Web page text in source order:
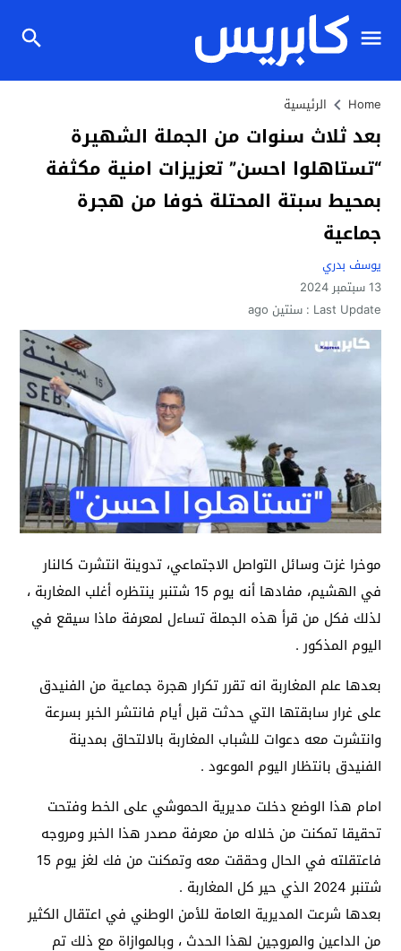
Home الرئيسية
بعد ثلاث سنوات من الجملة الشهيرة
“تستاهلوا احسن” تعزيزات امنية مكثفة
بمحيط سبتة المحتلة خوفا من هجرة
جماعية
يوسف بدري
13 سبتمبر 2024
Last Update : سنتين ago
موخرا غزت وسائل التواصل الاجتماعي، تدوينة انتشرت كالنار
في الهشيم، مفادها أنه يوم 15 شتنبر ينتظره أغلب المغاربة ،
لذلك فكل من قرأ هذه الجملة تساءل لمعرفة ماذا سيقع في
اليوم المذكور .
بعدها علم المغاربة انه تقرر تكرار هجرة جماعية من الفنيدق
على غرار سابقتها التي حدثت قبل أيام فانتشر الخبر بسرعة
وانتشرت معه دعوات للشباب المغاربة بالالتحاق بمدينة
الفنيدق بانتظار اليوم الموعود .
امام هذا الوضع دخلت مديرية الحموشي على الخط وفتحت
تحقيقا تمكنت من خلاله من معرفة مصدر هذا الخبر ومروجه
فاعتقلته في الحال وحققت معه وتمكنت من فك لغز يوم 15
شتنبر 2024 الذي حير كل المغاربة .
بعدها شرعت المديرية العامة للأمن الوطني في اعتقال الكثير
من الداعين والمروجين لهذا الحدث ، وبالموازاة مع ذلك تم